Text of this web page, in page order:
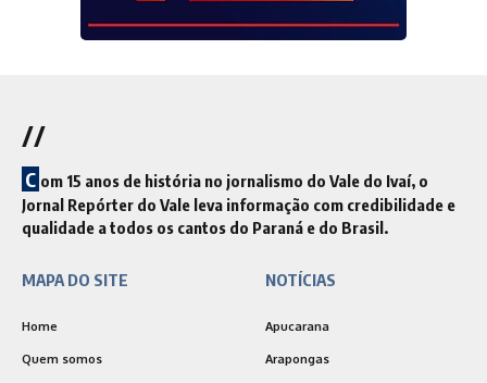
//
C om 15 anos de história no jornalismo do Vale do Ivaí, o
Jornal Repórter do Vale leva informação com credibilidade e
qualidade a todos os cantos do Paraná e do Brasil.
MAPA DO SITE
Home
Quem somos
NOTÍCIAS
Apucarana
Arapongas